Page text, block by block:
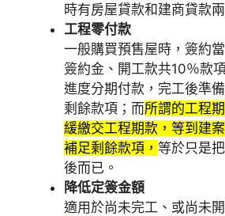
時有房屋貸款和建商貸款
工程零付款
一般購買預售屋時，簽約
簽約金、開工款共10％款
進度分期付款，完工後準
剩餘款項；而所謂的工程
緩繳交工程期款，等到建
補足剩餘款項， 等於只是
後而已。
降低定簽金額
適用於尚未完工、或尚未